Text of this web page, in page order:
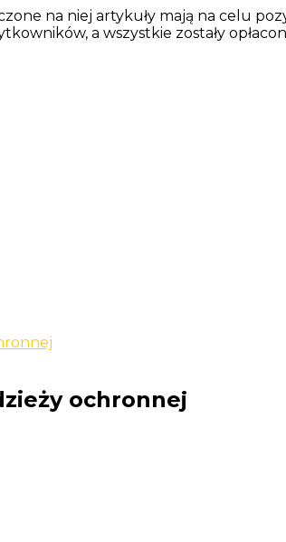
na niej artykuły mają na celu
a wszystkie zostały
ochronnej